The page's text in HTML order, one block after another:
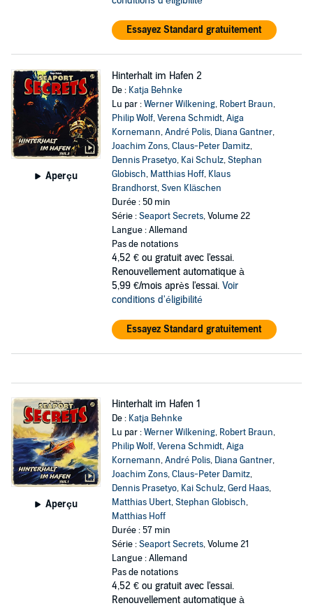
Essayez Standard gratuitement
Aperçu
Hinterhalt im Hafen 2
De : Katja Behnke
Lu par :Werner Wilkening, Robert Braun,
Philip Wolf,Verena Schmidt,Aiga
Kornemann,André Polis, Diana Gantner,
Joachim Zons,Claus-Peter Damitz,
Dennis Prasetyo, Kai Schulz,Stephan
Globisch, Matthias Hoff, Klaus
Brandhorst,Sven Kläschen
Durée : 50 min
Série :Seaport Secrets, Volume 22
Langue : Allemand
Pas de notations
4,52 € ou gratuit avec l'essai.
Renouvellement automatique à
5,99 €/mois après l'essai. Voir
conditions d'éligibilité
Essayez Standard gratuitement
Aperçu
Hinterhalt im Hafen 1
De : Katja Behnke
Lu par :Werner Wilkening, Robert Braun,
Philip Wolf,Verena Schmidt,Aiga
Kornemann,André Polis, Diana Gantner,
Joachim Zons,Claus-Peter Damitz,
Dennis Prasetyo, Kai Schulz,Gerd Haas,
Matthias Ubert,Stephan Globisch,
Matthias Hoff
Durée : 57 min
Série :Seaport Secrets, Volume 21
Langue : Allemand
Pas de notations
4,52 € ou gratuit avec l'essai.
Renouvellement automatique à